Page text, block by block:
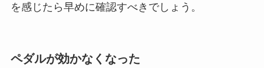
を感じたら早めに確認すべきでしょう。
ペダルが効かなくなった